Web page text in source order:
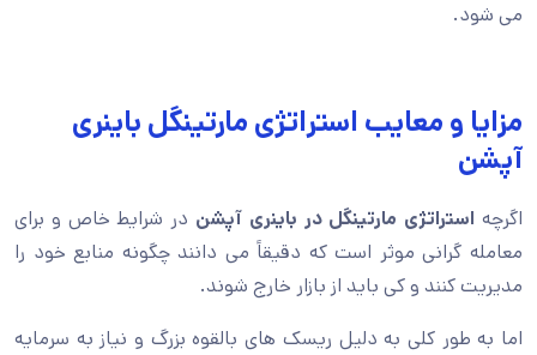
می شود.
مزایا و معایب استراتژی مارتینگل باینری
آپشن
اگرچه استراتژی مارتینگل در باینری آپشن در شرایط خاص و برای
معامله گرانی موثر است که دقیقاً می دانند چگونه منابع خود را
مدیریت کنند و کی باید از بازار خارج شوند.
اما به طور کلی به دلیل ریسک های بالقوه بزرگ و نیاز به سرمایه